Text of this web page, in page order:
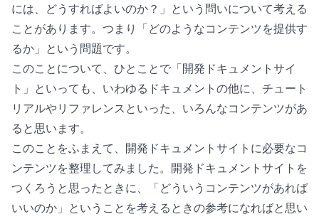
には、どうすればよいのか？」という問いについて考える
ことがあります。つまり「どのようなコンテンツを提供す
るか」という問題です。
このことについて、ひとことで「開発ドキュメントサイ
ト」といっても、いわゆるドキュメントの他に、チュート
リアルやリファレンスといった、いろんなコンテンツがあ
ると思います。
このことをふまえて、開発ドキュメントサイトに必要なコ
ンテンツを整理してみました。開発ドキュメントサイトを
つくろうと思ったときに、「どういうコンテンツがあれば
いいのか」ということを考えるときの参考になればと思い